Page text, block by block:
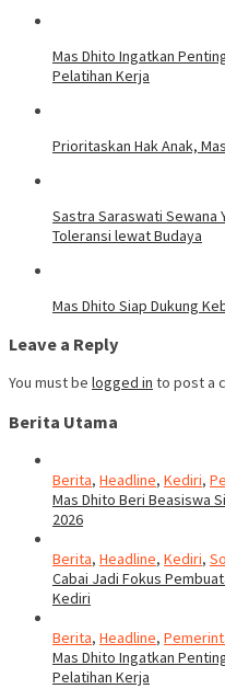
Mas Dhito Ingatkan
Pelatihan Kerja
Prioritaskan Hak Anak,
Sastra Saraswati Sewana
Toleransi lewat Budaya
Mas Dhito Siap Dukung
Leave a Reply
You must be logged in to post a
Berita Utama
Berita, Headline, Kediri,
Mas Dhito Beri Beasiswa
2026
Berita, Headline, Kediri,
Cabai Jadi Fokus
Kediri
Berita, Headline,
Mas Dhito Ingatkan
Pelatihan Kerja